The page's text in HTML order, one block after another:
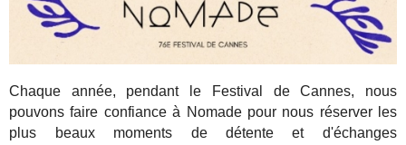
Chaque année, pendant le Festival de Cannes, nous
pouvons faire confiance à Nomade pour nous réserver les
plus beaux moments de détente et d'échanges